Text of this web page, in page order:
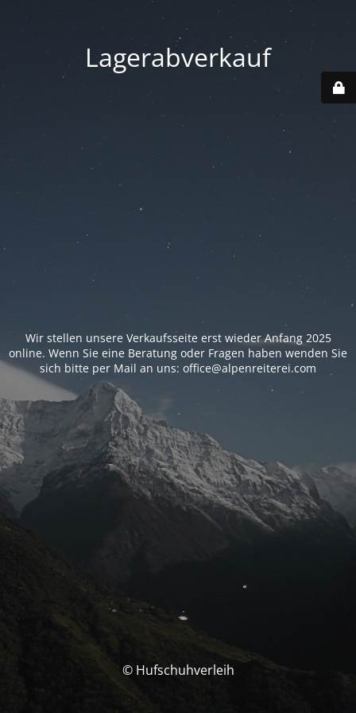
Lagerabverkauf
Wir stellen unsere Verkaufsseite erst wieder Anfang 2025
online. Wenn Sie eine Beratung oder Fragen haben wenden Sie
sich bitte per Mail an uns: office@alpenreiterei.com
© Hufschuhverleih